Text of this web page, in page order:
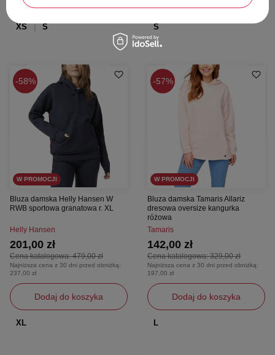
XS S S
58%
W PROMOCJI
Bluza damska Helly Hansen W
RWB sportowa granatowa r. XL
Helly Hansen
Cena katalogowa:479,00 zł
201,00 zł
Najniższa cena z 30 dni przed obniżką:
237,00 zł
Dodaj do koszyka
XL
57%
W PROMOCJI
Bluza damska Tamaris Allariz
dresowa oversize kangurka
różowa
Tamaris
Cena katalogowa:329,00 zł
142,00 zł
Najniższa cena z 30 dni przed obniżką:
197,00 zł
Dodaj do koszyka
L